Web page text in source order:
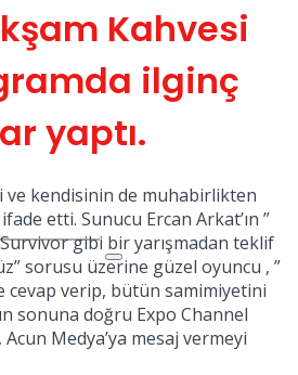
Kahvesi
ilginç
yaptı.
ve kendisinin de muhabirlikten
etti. Sunucu Ercan Arkat’ın ”
gibi bir yarışmadan teklif
sorusu üzerine güzel oyuncu , ”
cevap verip, bütün samimiyetini
sonuna doğru Expo Channel
Acun Medya’ya mesaj vermeyi